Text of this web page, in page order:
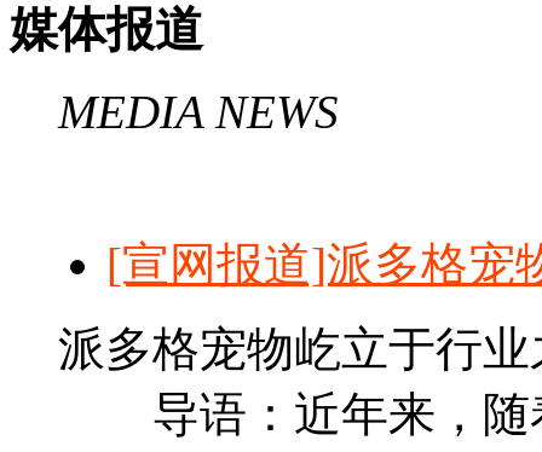
媒体报道
MEDIA NEWS
[宣网报道]派多格宠
派多格宠物屹立于行
导语：近年来，随